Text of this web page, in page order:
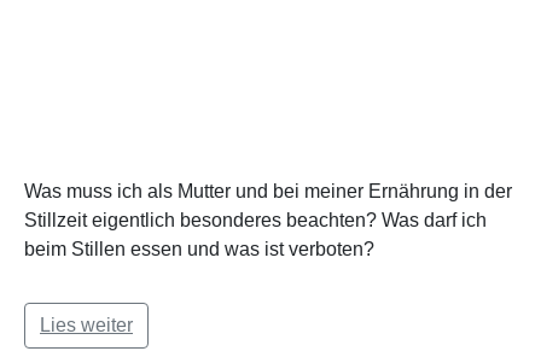
Was muss ich als Mutter und bei meiner Ernährung in der
Stillzeit eigentlich besonderes beachten? Was darf ich
beim Stillen essen und was ist verboten?
Lies weiter